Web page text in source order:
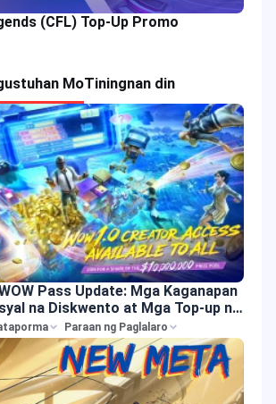
(CFL) Top-Up Promo
MoTiningnan din
Pass Update: Mga Kaganapan
na Diskwento at Mga Top-up na
Paraan ng Paglalaro